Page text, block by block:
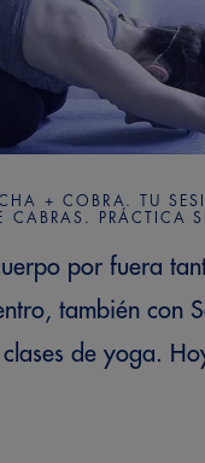
+ COBRA. TU
CABRAS. PRÁCTICA
por fuera
también con
de yoga.